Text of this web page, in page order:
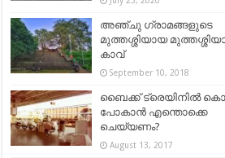
അഞ്ചു ഗ്രാമങ്ങളുടെ
മുത്തശ്ശിയായ
കാവ്
September 10, 2018
ബൈക്ക് ട്രെയിനില്‍
പോകാന്‍ എന്തൊക്കെ
ചെയ്യണം?
August 13, 2017